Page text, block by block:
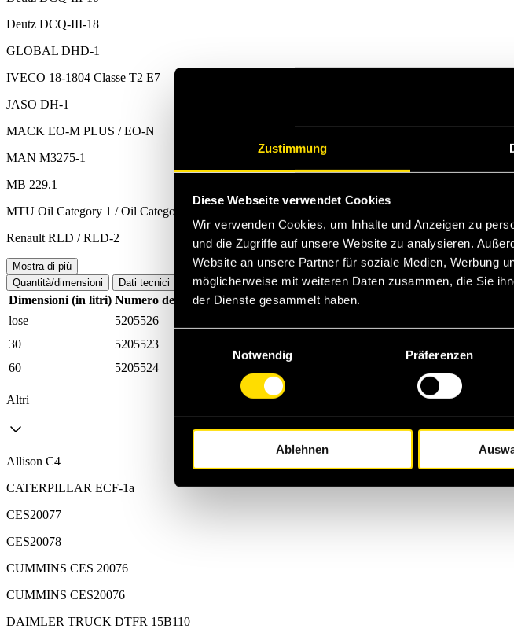
Zustimmung
Diese Webseite verwendet Cookies
Wir verwenden Cookies, um Inhalte und Anzeigen zu
und die Zugriffe auf unsere Website zu analysieren.
Website an unsere Partner für soziale Medien, Werbung
möglicherweise mit weiteren Daten zusammen, die Sie
der Dienste gesammelt haben.
Notwendig
Präferenzen
Ablehnen
Deutz DCQ-III-18
GLOBAL DHD-1
IVECO 18-1804 Classe T2 E7
JASO DH-1
MACK EO-M PLUS / EO-N
MAN M3275-1
MB 229.1
MTU Oil Category 1 / Oil Category 2
Renault RLD / RLD-2
Mostra di più
Quantità/dimensioni
Dati tecnici
Dimensioni (in litri) Numero dell'articolo WM Numero di articolo Al negozio WM
lose
5205526
30
5205523
60
5205524
Altri
Allison C4
CATERPILLAR ECF-1a
CES20077
CES20078
CUMMINS CES 20076
CUMMINS CES20076
DAIMLER TRUCK DTFR 15B110